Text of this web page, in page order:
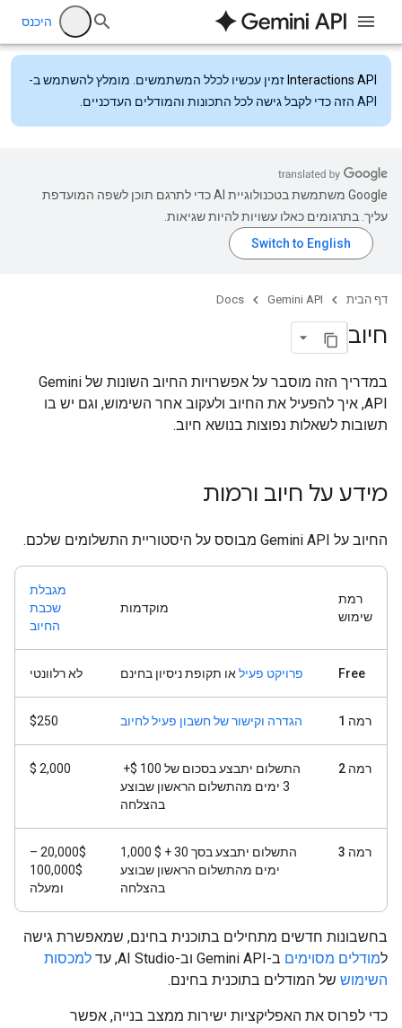
היכנס
Interactions API זמין עכשיו לכלל המשתמשים. מומלץ להשתמש ב-
API הזה כדי לקבל גישה לכל התכונות והמודלים העדכניים.
‫Google משתמשת בטכנולוגיית AI כדי לתרגם תוכן לשפה המועדפת
עליך. בתרגומים כאלו עשויות להיות שגיאות.
דף הבית Gemini API
Docs
חיוב
במדריך הזה מוסבר על אפשרויות החיוב השונות של Gemini
API, איך להפעיל את החיוב ולעקוב אחר השימוש, וגם יש בו
תשובות לשאלות נפוצות בנושא חיוב.
מידע על חיוב ורמות
החיוב על Gemini API מבוסס על היסטוריית התשלומים שלכם.
רמת
שימוש
מוקדמות
מגבלת
שכבת
החיוב
Free פרויקט פעיל או תקופת ניסיון בחינם לא רלוונטי
רמה 1 הגדרה וקישור של חשבון פעיל לחיוב ‎$250
רמה 2
התשלום יתבצע בסכום של 100 $‎ +
3 ימים מהתשלום הראשון שבוצע
בהצלחה
2,000 $
רמה 3
התשלום יתבצע בסך ‎1,000 $‎ + 30
ימים מהתשלום הראשון שבוצע
בהצלחה
‫20,000$ –
100,000$
ומעלה
בחשבונות חדשים מתחילים בתוכנית בחינם, שמאפשרת גישה
למודלים מסוימים ב-Gemini API וב-AI Studio, עד
למכסות
השימוש של המודלים בתוכנית בחינם.
כדי לפרוס את האפליקציות ישירות ממצב בנייה, אפשר